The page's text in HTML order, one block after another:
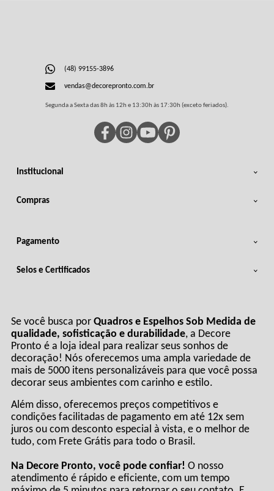
Institucional
Compras
(48) 99155-3896
vendas@decorepronto.com.br
Segunda a Sexta das 8h às 12h e 13:30h às 17:30h (exceto feriados).
Pagamento
Selos e Certificados
Se você busca por Quadros e Espelhos Sob Medida de
qualidade, sofisticação e durabilidade, a Decore
Pronto é a loja ideal para realizar seus sonhos de
decoração! Nós oferecemos uma ampla variedade de
mais de 5000 itens personalizáveis para que você possa
decorar seus ambientes com carinho e estilo.
Além disso, oferecemos preços competitivos e
condições facilitadas de pagamento em até 12x sem
juros ou com desconto especial à vista, e o melhor de
tudo, com Frete Grátis para todo o Brasil.
Na Decore Pronto, você pode confiar! O nosso
atendimento é rápido e eficiente, com um tempo